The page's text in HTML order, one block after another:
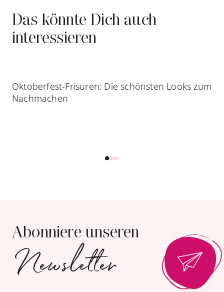
Das könnte Dich auch
interessieren
Oktoberfest-Frisuren: Die schönsten Looks zum
Nachmachen
Abonniere unseren
Newsletter